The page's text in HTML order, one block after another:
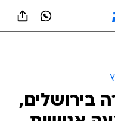
בירושלים,